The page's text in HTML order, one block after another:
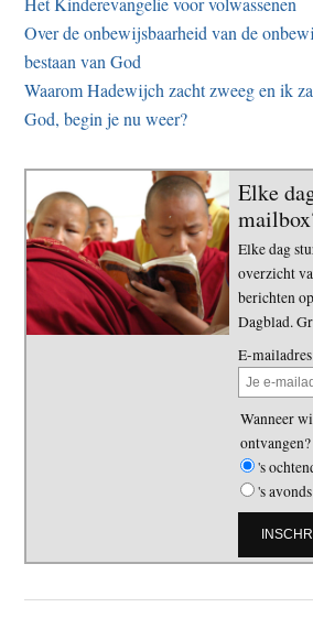
Over de onbewijsbaarheid van de
bestaan van God
Waarom Hadewijch zacht zweeg en ik
God, begin je nu weer?
Elke
Elke dag
overzicht
berichten
Dagblad.
E-
Wanneer
ontvangen?
's
's